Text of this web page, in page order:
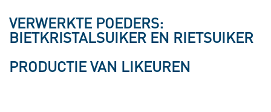
VERWERKTE POEDERS:
BIETKRISTALSUIKER EN RIETSUIKER
PRODUCTIE VAN LIKEUREN